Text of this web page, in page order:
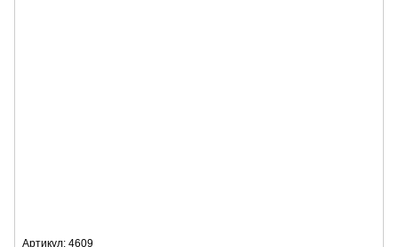
Артикул: 4609